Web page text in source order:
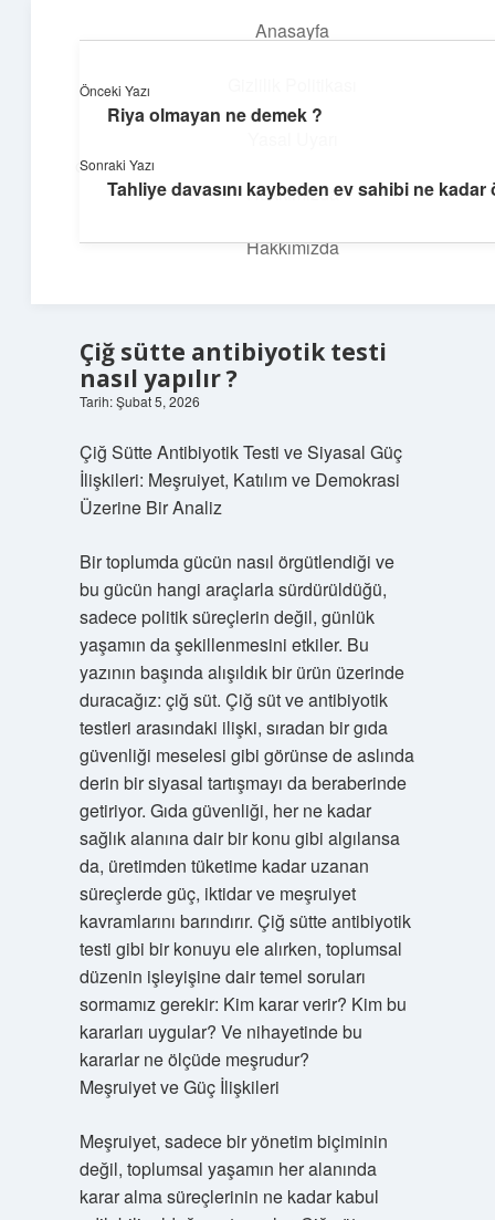
Anasayfa
Hakkımızda
Hakkımızda
İlham Veren Köşeler
Günlük yaşamdan pratik fikirler ve sıradışı keşifler burada.
Çiğ sütte antibiyotik testi
nasıl yapılır ?
Tarih: Şubat 5, 2026
Çiğ Sütte Antibiyotik Testi ve Siyasal Güç
İlişkileri: Meşruiyet, Katılım ve Demokrasi
Üzerine Bir Analiz
Bir toplumda gücün nasıl örgütlendiği ve
bu gücün hangi araçlarla sürdürüldüğü,
sadece politik süreçlerin değil, günlük
yaşamın da şekillenmesini etkiler. Bu
yazının başında alışıldık bir ürün üzerinde
duracağız: çiğ süt. Çiğ süt ve antibiyotik
testleri arasındaki ilişki, sıradan bir gıda
güvenliği meselesi gibi görünse de aslında
derin bir siyasal tartışmayı da beraberinde
getiriyor. Gıda güvenliği, her ne kadar
sağlık alanına dair bir konu gibi algılansa
da, üretimden tüketime kadar uzanan
süreçlerde güç, iktidar ve meşruiyet
kavramlarını barındırır. Çiğ sütte antibiyotik
testi gibi bir konuyu ele alırken, toplumsal
düzenin işleyişine dair temel soruları
sormamız gerekir: Kim karar verir? Kim bu
kararları uygular? Ve nihayetinde bu
kararlar ne ölçüde meşrudur?
Meşruiyet ve Güç İlişkileri
Meşruiyet, sadece bir yönetim biçiminin
değil, toplumsal yaşamın her alanında
karar alma süreçlerinin ne kadar kabul
Önceki Yazı
Riya olmayan ne demek ?
Sonraki Yazı
Tahliye davasını kaybeden ev sahibi ne kadar